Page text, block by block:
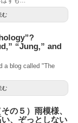
む
“Jung,” and
a blog called "The
む
の５）雨模様、
、ぞっとしない